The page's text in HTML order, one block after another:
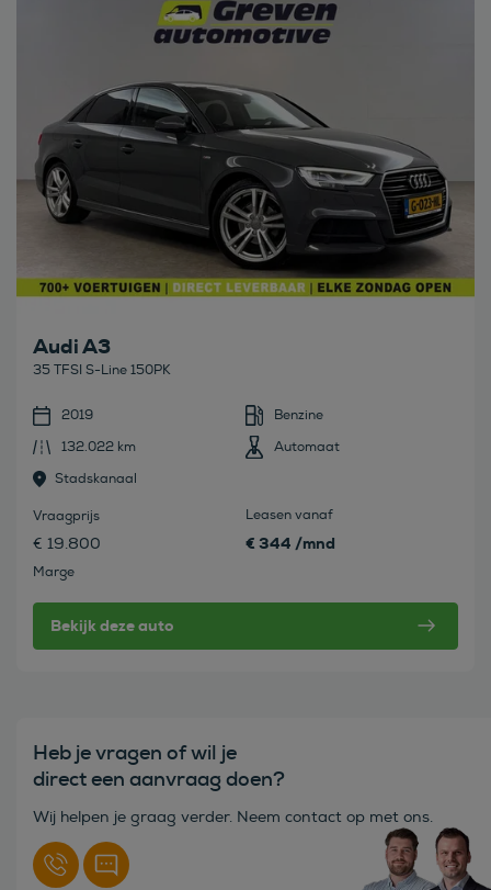
Audi A3
35 TFSI S-Line 150PK
2019
Benzine
132.022 km
Automaat
Stadskanaal
Vraagprijs
€ 19.800
Marge
Leasen vanaf
€ 344 /mnd
Bekijk deze auto
Heb je vragen of wil je
direct een aanvraag doen?
Wij helpen je graag verder. Neem contact op met ons.